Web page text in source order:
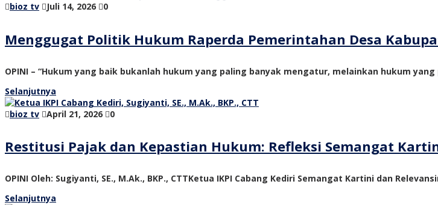
bioz tv Juli 14, 2026 0
Menggugat Politik Hukum Raperda Pemerintahan Desa
OPINI – “Hukum yang baik bukanlah hukum yang paling banyak mengatur, melainkan hukum
Selanjutnya
bioz tv
April 21, 2026 0
Restitusi Pajak dan Kepastian Hukum: Refleksi Semangat
OPINI Oleh: Sugiyanti, SE., M.Ak., BKP., CTTKetua IKPI Cabang Kediri Semangat Kartini dan
Selanjutnya